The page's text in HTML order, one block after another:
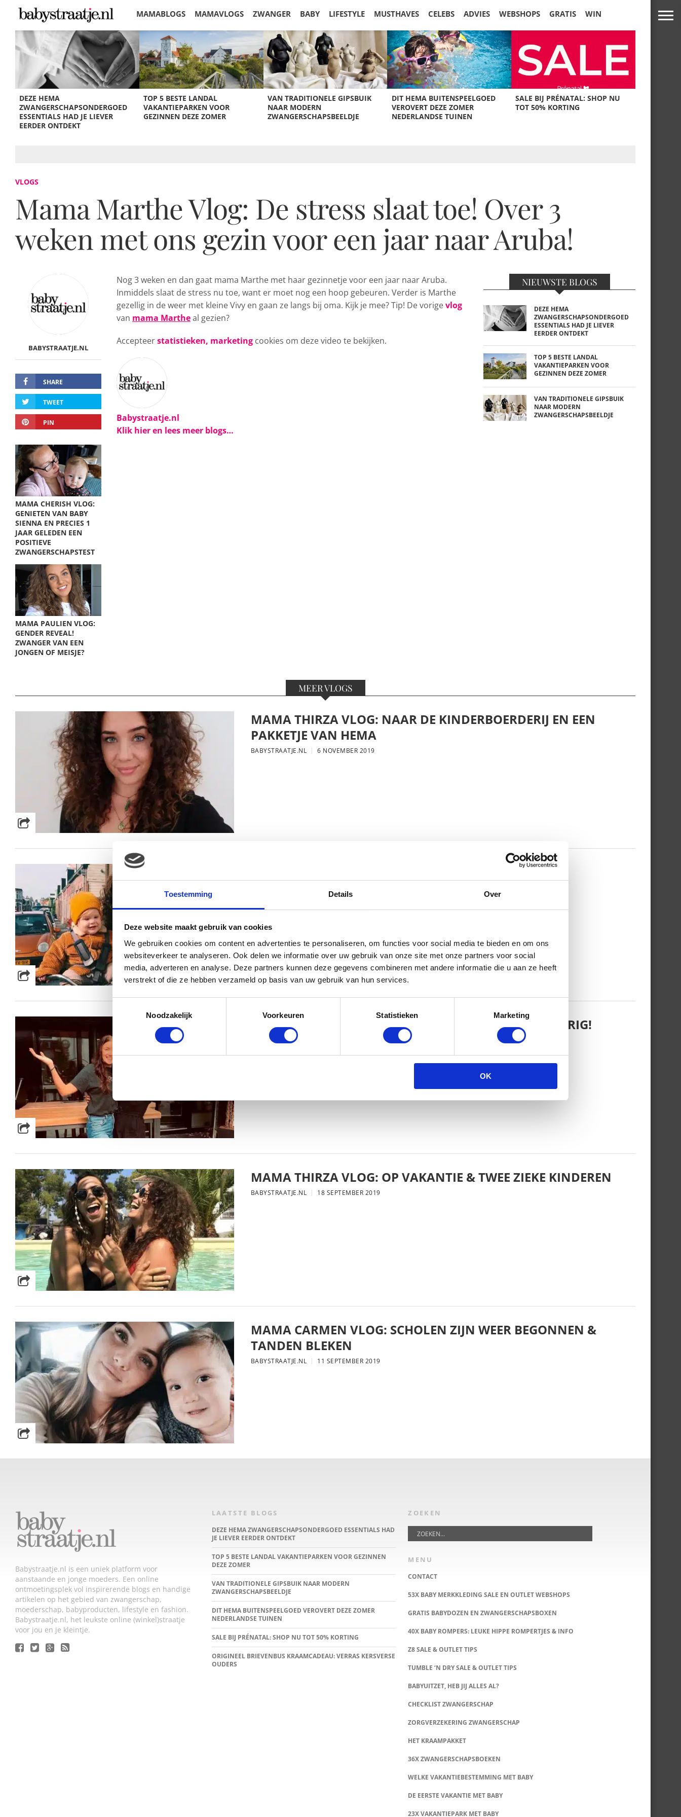
Toestemming Details Over
Deze website maakt gebruik van cookies
We gebruiken cookies om content en advertenties te personaliseren, om functies voor social media te bieden en om ons
websiteverkeer te analyseren. Ook delen we informatie over uw gebruik van onze site met onze partners voor social
media, adverteren en analyse. Deze partners kunnen deze gegevens combineren met andere informatie die u aan ze heeft
verstrekt of die ze hebben verzameld op basis van uw gebruik van hun services.
Toestemmingsselectie
Noodzakelijk
Voorkeuren Statistieken Marketing
OK
MAMABLOGS MAMAVLOGS ZWANGER BABY LIFESTYLE MUSTHAVES CELEBS ADVIES WEBSHOPS GRATIS WIN
KORTINGEN
DEZE HEMA
ZWANGERSCHAPSONDERGOED
ESSENTIALS HAD JE LIEVER
EERDER ONTDEKT
TOP 5 BESTE LANDAL
VAKANTIEPARKEN VOOR
GEZINNEN DEZE ZOMER
VAN TRADITIONELE GIPSBUIK
NAAR MODERN
ZWANGERSCHAPSBEELDJE
DIT HEMA BUITENSPEELGOED
VEROVERT DEZE ZOMER
NEDERLANDSE TUINEN
SALE BIJ PRÉNATAL: SHOP NU
TOT 50% KORTING
VLOGS
Mama Marthe Vlog: De stress slaat toe! Over 3
weken met ons gezin voor een jaar naar Aruba!
BABYSTRAATJE.NL
SHARE
TWEET
PIN
MAMA CHERISH VLOG:
GENIETEN VAN BABY
SIENNA EN PRECIES 1
JAAR GELEDEN EEN
POSITIEVE
ZWANGERSCHAPSTEST
MAMA PAULIEN VLOG:
GENDER REVEAL!
ZWANGER VAN EEN
JONGEN OF MEISJE?
Nog 3 weken en dan gaat mama Marthe met haar gezinnetje voor een jaar naar Aruba.
Inmiddels slaat de stress nu toe, want er moet nog een hoop gebeuren. Verder is Marthe
gezellig in de weer met kleine Vivy en gaan ze langs bij oma. Kijk je mee? Tip! De vorigevlog
van mama Martheal gezien?
Accepteerstatistieken, marketing cookies om deze video te bekijken.
Babystraatje.nl
Klik hier en lees meer blogs…
NIEUWSTE BLOGS
DEZE HEMA
ZWANGERSCHAPSONDERGOED
ESSENTIALS HAD JE LIEVER
EERDER ONTDEKT
TOP 5 BESTE LANDAL
VAKANTIEPARKEN VOOR
GEZINNEN DEZE ZOMER
VAN TRADITIONELE GIPSBUIK
NAAR MODERN
ZWANGERSCHAPSBEELDJE
MEER VLOGS
MAMA THIRZA VLOG: NAAR DE KINDERBOERDERIJ EN EEN
PAKKETJE VAN HEMA
BABYSTRAATJE.NL 6 NOVEMBER 2019
MAMA THIRZA VLOG: DE LAATSTE WERKDAG EN MIJN
VERJAARDAG VIEREN
MAMA THIRZA VLOG: HET IS FEEST, WANT REBEL IS JARIG!
BABYSTRAATJE.NL
MAMA THIRZA VLOG: OP VAKANTIE & TWEE ZIEKE KINDEREN
BABYSTRAATJE.NL 18 SEPTEMBER 2019
MAMA CARMEN VLOG: SCHOLEN ZIJN WEER BEGONNEN &
TANDEN BLEKEN
BABYSTRAATJE.NL 11 SEPTEMBER 2019
Babystraatje.nl is een uniek platform voor
aanstaande en jonge moeders. Een online
ontmoetingsplek vol inspirerende blogs en handige
artikelen op het gebied van zwangerschap,
moederschap, babyproducten, lifestyle en fashion.
Babystraatje.nl, het leukste online (winkel)straatje
voor jou en je kleintje.
LAATSTE BLOGS
DEZE HEMA ZWANGERSCHAPSONDERGOED ESSENTIALS HAD
JE LIEVER EERDER ONTDEKT
TOP 5 BESTE LANDAL VAKANTIEPARKEN VOOR GEZINNEN
DEZE ZOMER
VAN TRADITIONELE GIPSBUIK NAAR MODERN
ZWANGERSCHAPSBEELDJE
DIT HEMA BUITENSPEELGOED VEROVERT DEZE ZOMER
NEDERLANDSE TUINEN
SALE BIJ PRÉNATAL: SHOP NU TOT 50% KORTING
ORIGINEEL BRIEVENBUS KRAAMCADEAU: VERRAS KERSVERSE
OUDERS
ZOEKEN
MENU
CONTACT
53X BABY MERKKLEDING SALE EN OUTLET WEBSHOPS
GRATIS BABYDOZEN EN ZWANGERSCHAPSBOXEN
40X BABY ROMPERS: LEUKE HIPPE ROMPERTJES & INFO
Z8 SALE & OUTLET TIPS
TUMBLE ‘N DRY SALE & OUTLET TIPS
BABYUITZET, HEB JIJ ALLES AL?
CHECKLIST ZWANGERSCHAP
ZORGVERZEKERING ZWANGERSCHAP
HET KRAAMPAKKET
36X ZWANGERSCHAPSBOEKEN
WELKE VAKANTIEBESTEMMING MET BABY
DE EERSTE VAKANTIE MET BABY
23X VAKANTIEPARK MET BABY